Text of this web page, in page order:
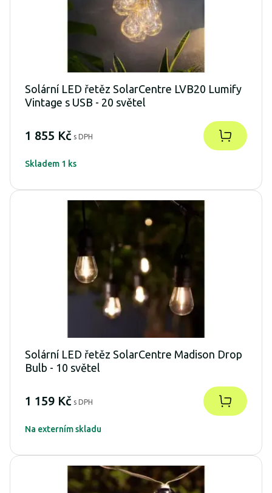
Solární LED řetěz SolarCentre LVB20 Lumify
Vintage s USB - 20 světel
1 855 Kč s DPH
Skladem 1 ks
Solární LED řetěz SolarCentre Madison Drop
Bulb - 10 světel
1 159 Kč s DPH
Na externím skladu